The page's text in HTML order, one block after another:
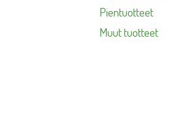
Pientuotteet
Muut tuotteet